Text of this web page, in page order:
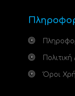
Όροι